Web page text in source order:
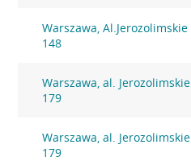
Warszawa, Al.Jerozolimskie
148
Warszawa, al. Jerozolimskie
179
Warszawa, al. Jerozolimskie
179